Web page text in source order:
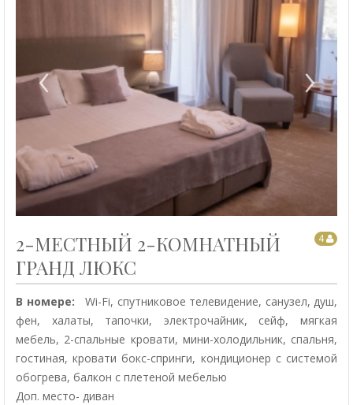
‹ ›
4
2-МЕСТНЫЙ 2-КОМНАТНЫЙ
ГРАНД ЛЮКС
В номере: Wi-Fi, спутниковое телевидение, санузел, душ,
фен, халаты, тапочки, электрочайник, сейф, мягкая
мебель, 2-спальные кровати, мини-холодильник, спальня,
гостиная, кровати бокс-спринги, кондиционер с системой
обогрева, балкон с плетеной мебелью
Доп. место- диван